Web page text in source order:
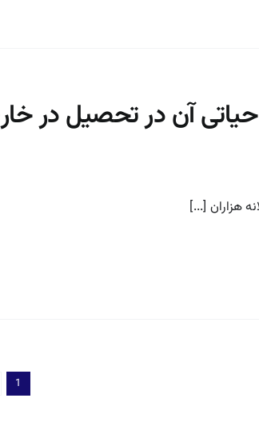
آن در تحصیل در
هزاران [...]
1